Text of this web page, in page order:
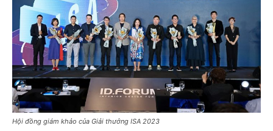
Hội đồng giám khảo của Giải thưởng ISA 2023